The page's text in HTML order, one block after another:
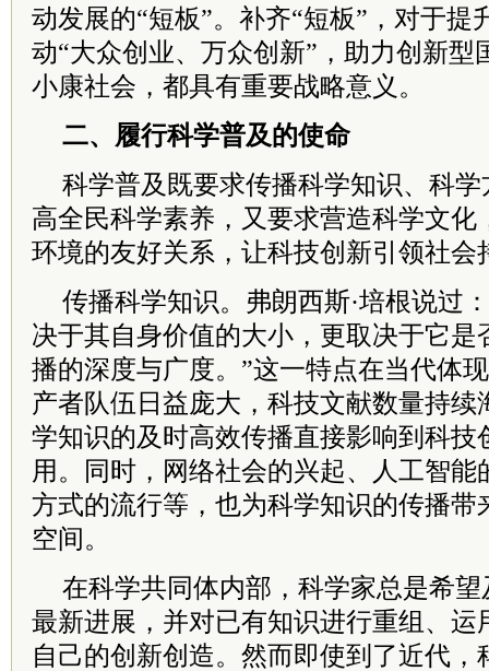
动发展的“短板”。补齐“短板”，对于提
动“大众创业、万众创新”，助力创新型
小康社会，都具有重要战略意义。
二、履行科学普及的使命
科学普及既要求传播科学知识、科
高全民科学素养，又要求营造科学文化
环境的友好关系，让科技创新引领社会
传播科学知识。弗朗西斯·培根说过
决于其自身价值的大小，更取决于它是
播的深度与广度。”这一特点在当代体
产者队伍日益庞大，科技文献数量持续
学知识的及时高效传播直接影响到科技
用。同时，网络社会的兴起、人工智能
方式的流行等，也为科学知识的传播带
空间。
在科学共同体内部，科学家总是希
最新进展，并对已有知识进行重组、运
自己的创新创造。然而即使到了近代，